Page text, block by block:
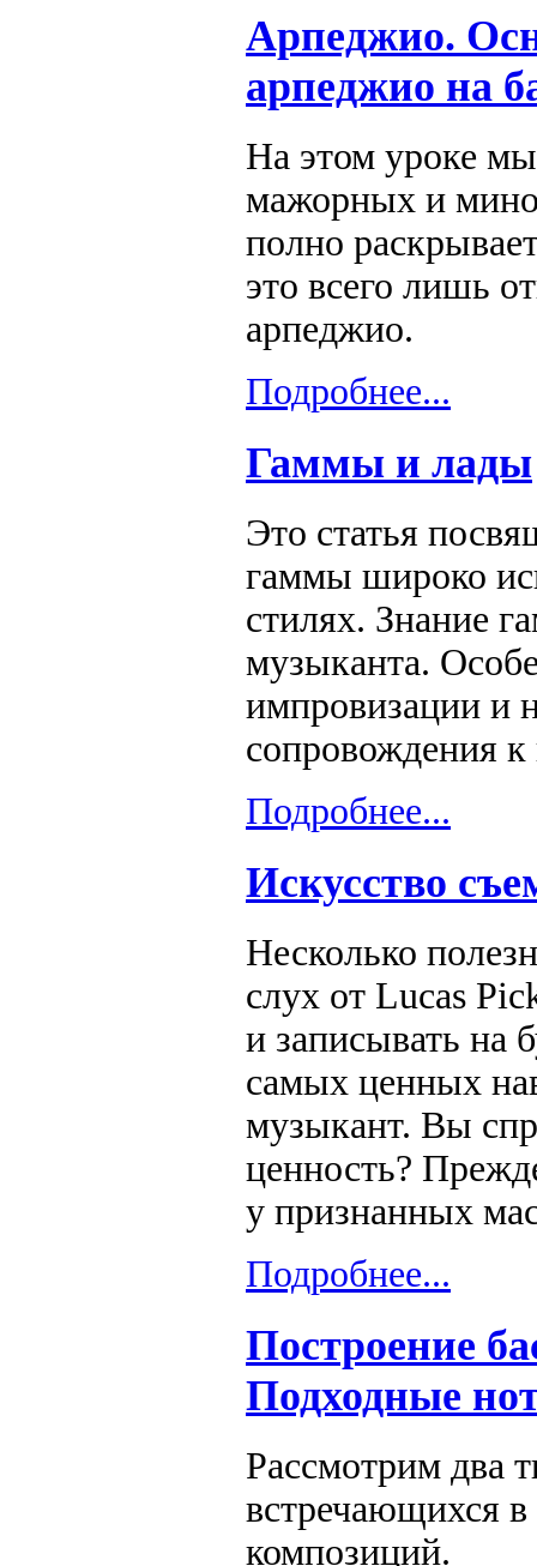
Арпеджио.
арпеджио на
На этом уроке
мажорных и
полно
это всего лишь
арпеджио.
Подробнее...
Гаммы и лады
Это статья
гаммы широко
стилях. Знание
музыканта.
импровизации и
сопровождения
Подробнее...
Искусство
Несколько
слух от Lucas
и записывать на
самых ценных
музыкант. Вы
ценность?
у признанных
Подробнее...
Построение
Подходные
Рассмотрим два
встречающихся
композиций.